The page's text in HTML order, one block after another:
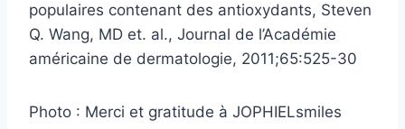
populaires contenant des antioxydants, Steven
Q. Wang, MD et. al., Journal de l’Académie
américaine de dermatologie, 2011;65:525-30
Photo : Merci et gratitude à JOPHIELsmiles